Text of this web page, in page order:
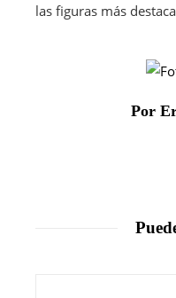
las figuras más
Por